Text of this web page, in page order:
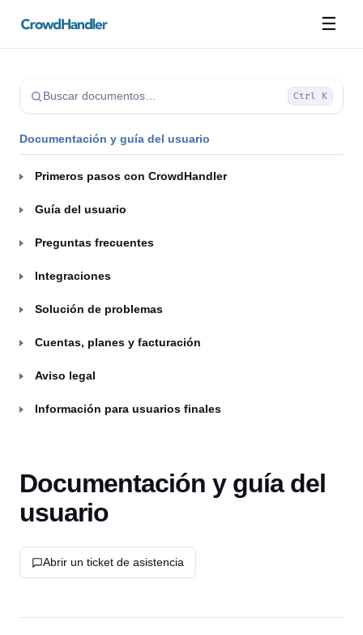
☰
Buscar documentos… Ctrl K
Documentación y guía del usuario
Primeros pasos con CrowdHandler
Guía del usuario
Preguntas frecuentes
Integraciones
Solución de problemas
Cuentas, planes y facturación
Aviso legal
Información para usuarios finales
Documentación y guía del
usuario
Abrir un ticket de asistencia